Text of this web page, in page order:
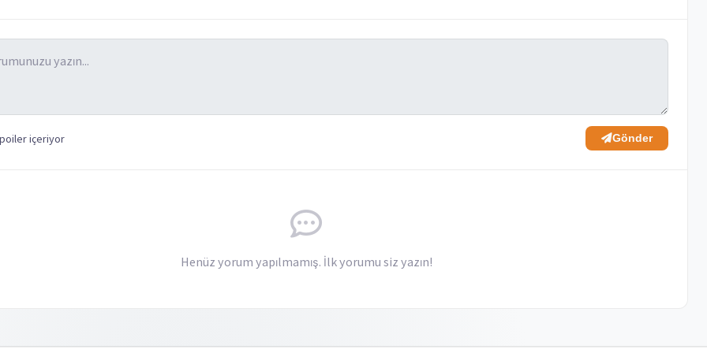
içeriyor Gönder
Henüz yorum yapılmamış. İlk yorumu siz yazın!